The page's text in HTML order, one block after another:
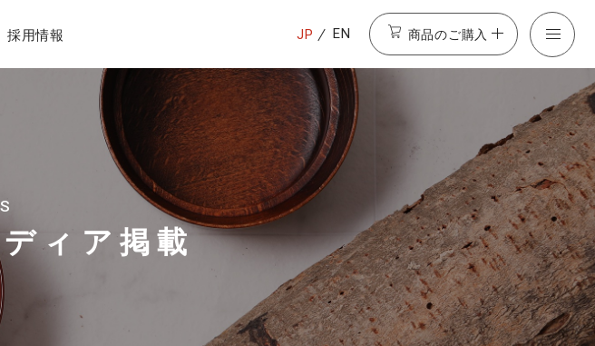
採用情報 JP EN 商品のご購入
ィア掲載